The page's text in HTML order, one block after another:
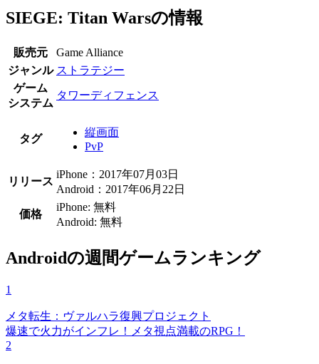
SIEGE: Titan Warsの情報
販売元
Game Alliance
ジャンル ストラテジー
ゲーム
システム
タワーディフェンス
タグ
縦画面
PvP
リリース
iPhone：2017年07月03日
Android：2017年06月22日
価格
iPhone: 無料
Android: 無料
Androidの週間ゲームランキング
1
メタ転生：ヴァルハラ復興プロジェクト
爆速で火力がインフレ！メタ視点満載のRPG！
2